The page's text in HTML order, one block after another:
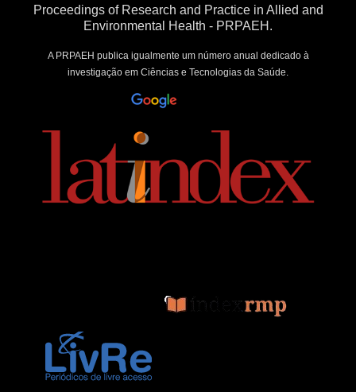
Proceedings of Research and Practice in Allied and
Environmental Health - PRPAEH.
A PRPAEH publica igualmente um número anual dedicado à
investigação em Ciências e Tecnologias da Saúde.